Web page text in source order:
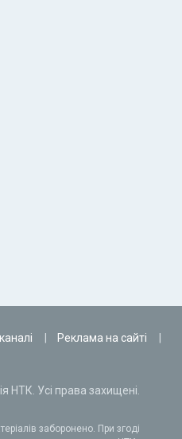
Реклама на сайті
НТК. Усі права захищені.
заборонено. При згоді